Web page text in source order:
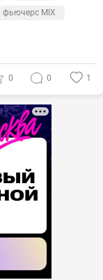
фьючерс MIX
0 0 1